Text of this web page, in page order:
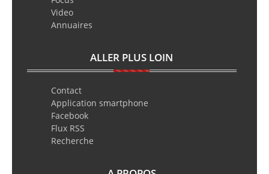
Video
Annuaires
ALLER PLUS LOIN
Contact
Application smartphone
Facebook
Flux RSS
Recherche